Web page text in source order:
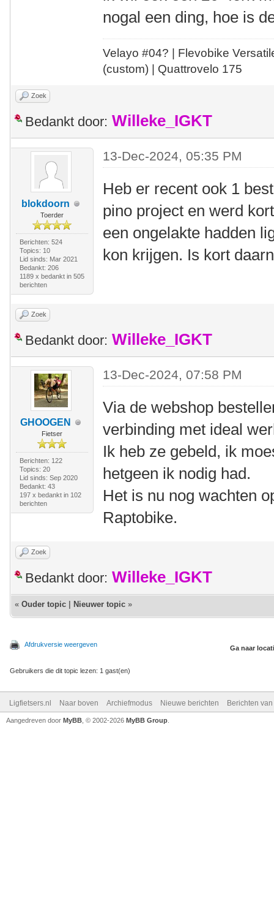
nogal een ding, hoe is
Velayo #04? | Flevobike
(custom) | Quattrovelo 175
Zoek
Bedankt door: Willeke_IGKT
blokdoorn
Toerder
Berichten: 524
Topics: 10
Lid sinds: Mar 2021
Bedankt: 206
1189 x bedankt in 505
berichten
13-Dec-2024, 05:35 PM
Heb er recent ook 1
pino project en werd
een ongelakte hadden
kon krijgen. Is kort
Zoek
Bedankt door: Willeke_IGKT
GHOOGEN
Fietser
Berichten: 122
Topics: 20
Lid sinds: Sep 2020
Bedankt: 43
197 x bedankt in 102
berichten
13-Dec-2024, 07:58 PM
Via de webshop
verbinding met ideal
Ik heb ze gebeld, ik
hetgeen ik nodig had.
Het is nu nog wachten
Raptobike.
Zoek
Bedankt door: Willeke_IGKT
« Ouder topic Nieuwer topic »
Afdrukversie weergeven Ga naar
Gebruikers die dit topic lezen: 1 gast(en)
Ligfietsers.nl Naar boven Archiefmodus Nieuwe berichten Berichten
Aangedreven door MyBB , © 2002-2026 MyBB Group